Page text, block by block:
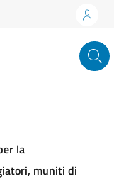
la
muniti di